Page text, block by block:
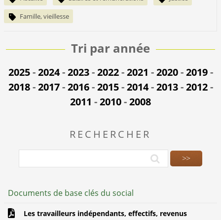
Famille, vieillesse
Tri par année
2025-2024-2023-2022-2021 -2020-2019-
2018-2017-2016-2015-2014-2013-2012-
2011 -2010-2008
RECHERCHER
Documents de base clés du social
Les travailleurs indépendants, effectifs, revenus